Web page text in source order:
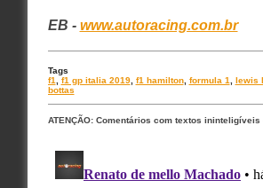
EB - www.autoracing.com.br
Tags
f1
f1 gp italia 2019, f1 hamilton, formula 1 lewis
bottas
ATENÇÃO: Comentários com textos